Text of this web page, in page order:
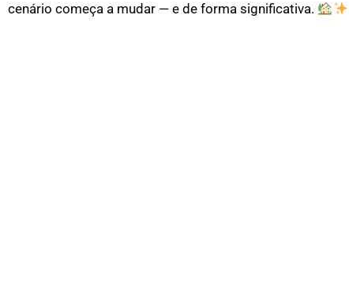
cenário começa a mudar — e de forma significativa.